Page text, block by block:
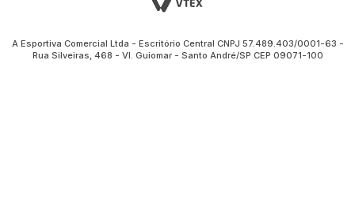
A Esportiva Comercial Ltda - Escritório Central CNPJ 57.489.403/0001-63 -
Rua Silveiras, 468 - Vl. Guiomar - Santo André/SP CEP 09071-100